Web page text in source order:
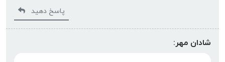
پاسخ دهید
شادان مهر: